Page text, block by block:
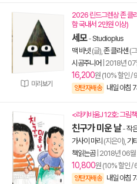
미리보기
2026 린드그렌상 존 클
함 국내서 2만원 이상)
세모-Studioplus
맥 바넷 (글), 존 클라센 (
시공주니어 2018년 07
16,200원 (10% 할인 /
양탄자배송 내일 아침 7
<라키비움J 12호: 그림
친구가 미운 날-작
가사이 마리 (지은이), 기
책읽는곰| 2018년 06월
10,800원 (10% 할인 /
양탄자배송 내일 아침 7